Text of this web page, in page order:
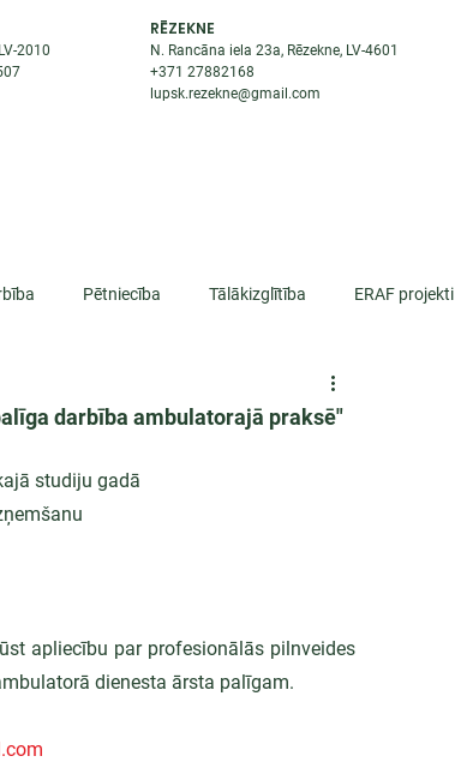
2010
RĒZEKNE
N. Rancāna iela 23a, Rēzekne, LV-4601
+37127882168
lupsk.rezekne@gmail.com
Pētniecība Tālākizglītība ERAF projekti
darbība ambulatorajā praksē"
studiju gadā
apliecību par profesionālās pilnveides
dienesta ārsta palīgam.